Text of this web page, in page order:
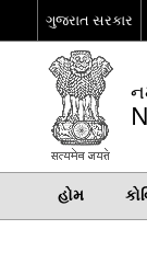
ગુજરાત સરકાર
હોમ